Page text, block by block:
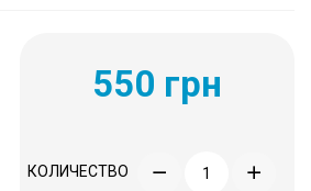
550 грн
КОЛИЧЕСТВО